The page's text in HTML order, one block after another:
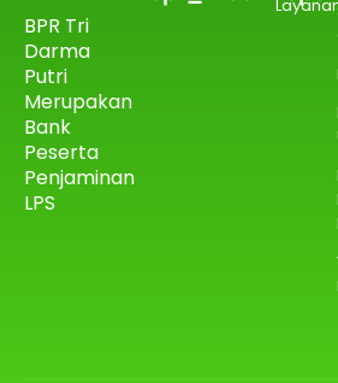
BPR Tri
Darma
Putri
Merupakan
Bank
Peserta
Penjaminan
LPS